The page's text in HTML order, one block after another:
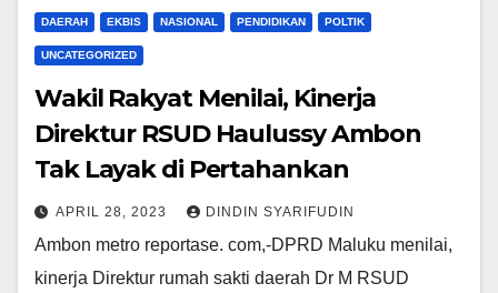
DAERAH EKBIS NASIONAL PENDIDIKAN POLTIK
UNCATEGORIZED
Wakil Rakyat Menilai, Kinerja
Direktur RSUD Haulussy Ambon
Tak Layak di Pertahankan
APRIL 28, 2023 DINDIN SYARIFUDIN
Ambon metro reportase. com,-DPRD Maluku menilai,
kinerja Direktur rumah sakti daerah Dr M RSUD